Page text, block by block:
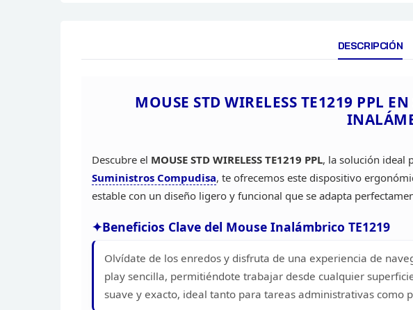
DESCRIPCIÓN
MOUSE STD WIRELESS TE1219 PPL
Descubre el MOUSE STD WIRELESS TE1219 PPL, la solución ideal
Suministros Compudisa, te ofrecemos este dispositivo
estable con un diseño ligero y funcional que se adapta
Beneficios Clave del Mouse Inalámbrico TE1219
Olvídate de los enredos y disfruta de una experiencia de
play sencilla, permitiéndote trabajar desde cualquier
suave y exacto, ideal tanto para tareas administrativas como